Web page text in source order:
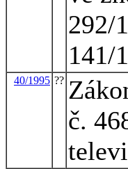
292/
141/
40/1995 ??
č.